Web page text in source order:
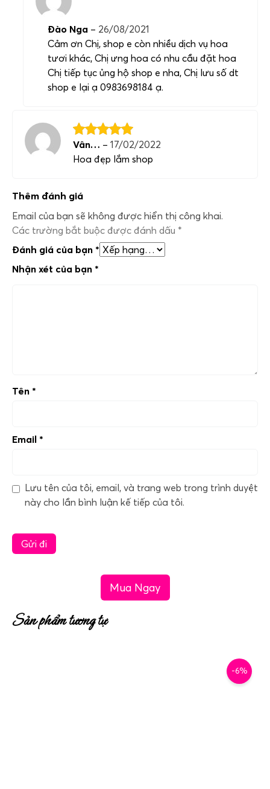
Đào Nga – 26/08/2021
Cảm ơn Chị, shop e còn nhiều dịch vụ hoa
tươi khác, Chị ưng hoa có nhu cầu đặt hoa
Chị tiếp tục ủng hộ shop e nha, Chị lưu số dt
shop e lại ạ 0983698184 ạ.
Vân… – 17/02/2022
Hoa đẹp lắm shop
Thêm đánh giá
Email của bạn sẽ không được hiển thị công khai.
Các trường bắt buộc được đánh dấu *
Đánh giá của bạn *
Nhận xét của bạn *
Tên *
Email *
Lưu tên của tôi, email, và trang web trong trình duyệt
này cho lần bình luận kế tiếp của tôi.
Mua Ngay
Sản phẩm tương tự
-6%